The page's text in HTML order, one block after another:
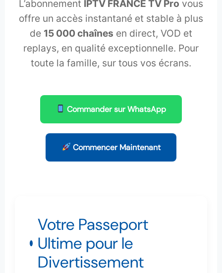
L’abonnement IPTV FRANCE TV Pro vous
offre un accès instantané et stable à plus
de 15 000 chaînes en direct, VOD et
replays, en qualité exceptionnelle. Pour
toute la famille, sur tous vos écrans.
Commander sur WhatsApp
Commencer Maintenant
Votre Passeport
Ultime pour le
Divertissement